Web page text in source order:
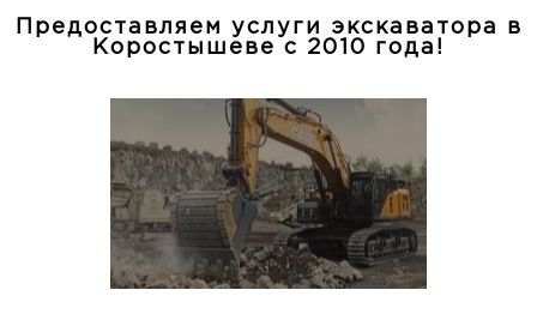
Предоставляем услуги экскаватора в
Коростышеве с 2010 года!